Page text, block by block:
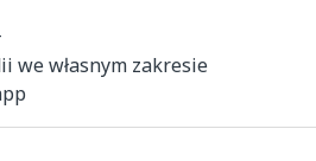
we własnym zakresie